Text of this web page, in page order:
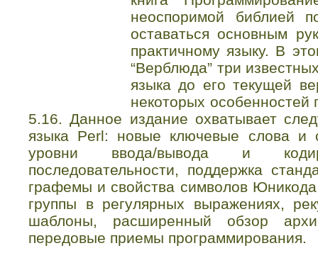
неоспоримой библией
оставаться основным
практичному языку. В
“Верблюда” три
языка до его текущей
некоторых особенностей
5.16. Данное издание охватывает
языка Perl: новые ключевые слова и
уровни ввода/вывода и
последовательности, поддержка
графемы и свойства символов
группы в регулярных выражениях,
шаблоны, расширенный обзор
передовые приемы программирования.